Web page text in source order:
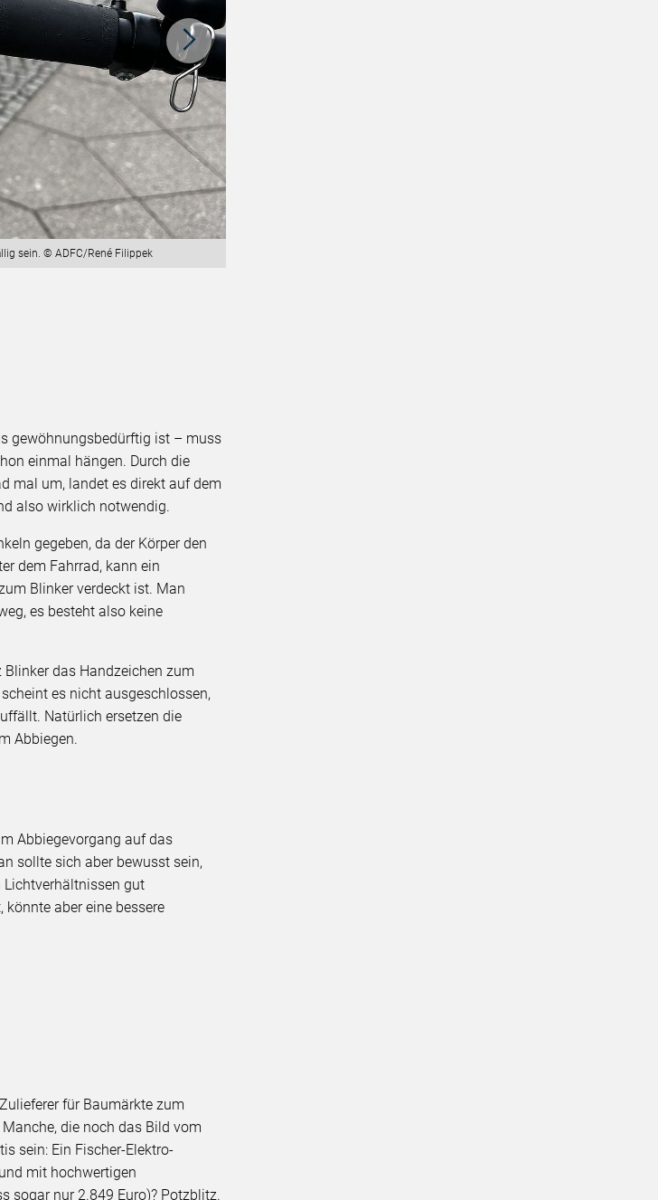
sein. © ADFC/René Filippek
gewöhnungsbedürftig ist – muss
einmal hängen. Durch die
mal um, landet es direkt auf dem
also wirklich notwendig.
gegeben, da der Körper den
dem Fahrrad, kann ein
Blinker verdeckt ist. Man
es besteht also keine
das Handzeichen zum
es nicht ausgeschlossen,
Natürlich ersetzen die
Abbiegen.
Abbiegevorgang auf das
sollte sich aber bewusst sein,
gut
aber eine bessere
für Baumärkte zum
die noch das Bild vom
sein: Ein Fischer-Elektro-
mit hochwertigen
sogar nur 2.849 Euro)? Potzblitz.